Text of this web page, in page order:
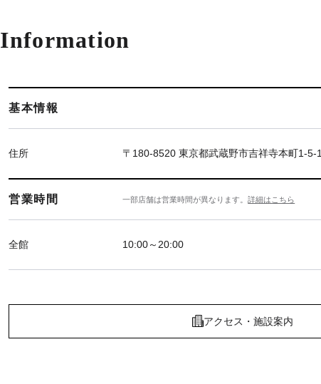
Information
基本情報
住所 〒180-8520 東京都武蔵野市吉祥寺本町1-5-1
営業時間 一部店舗は営業時間が異なります。詳細はこちら
全館 10:00～20:00
アクセス・施設案内